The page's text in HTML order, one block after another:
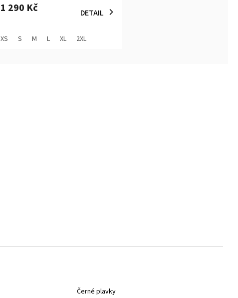
produktu
z
5
1 290 Kč DETAIL
XS S M L XL 2XL
Černé plavky